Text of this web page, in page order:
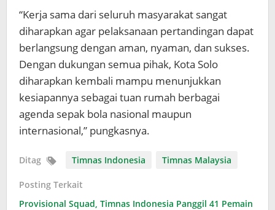
“Kerja sama dari seluruh masyarakat sangat
diharapkan agar pelaksanaan pertandingan dapat
berlangsung dengan aman, nyaman, dan sukses.
Dengan dukungan semua pihak, Kota Solo
diharapkan kembali mampu menunjukkan
kesiapannya sebagai tuan rumah berbagai
agenda sepak bola nasional maupun
internasional,” pungkasnya.
Ditag Timnas Indonesia Timnas Malaysia
Posting Terkait
Provisional Squad, Timnas Indonesia Panggil 41 Pemain